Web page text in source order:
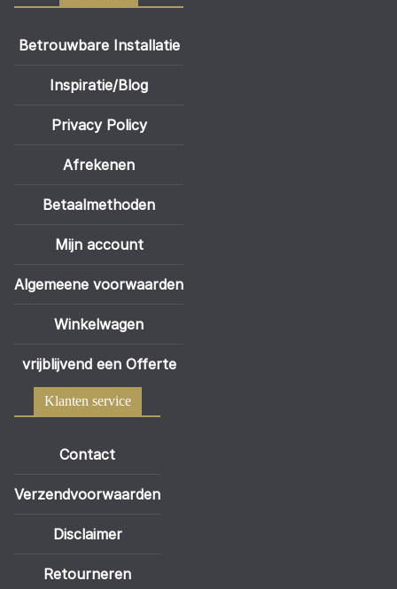
Betrouwbare Installatie
Inspiratie/Blog
Privacy Policy
Afrekenen
Betaalmethoden
Mijn account
Algemeene voorwaarden
Winkelwagen
vrijblijvend een Offerte
Klanten service
Contact
Verzendvoorwaarden
Disclaimer
Retourneren